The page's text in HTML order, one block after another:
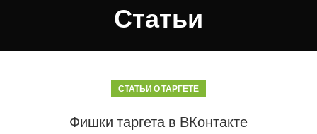
Статьи
СТАТЬИ О ТАРГЕТЕ
Фишки таргета в ВКонтакте